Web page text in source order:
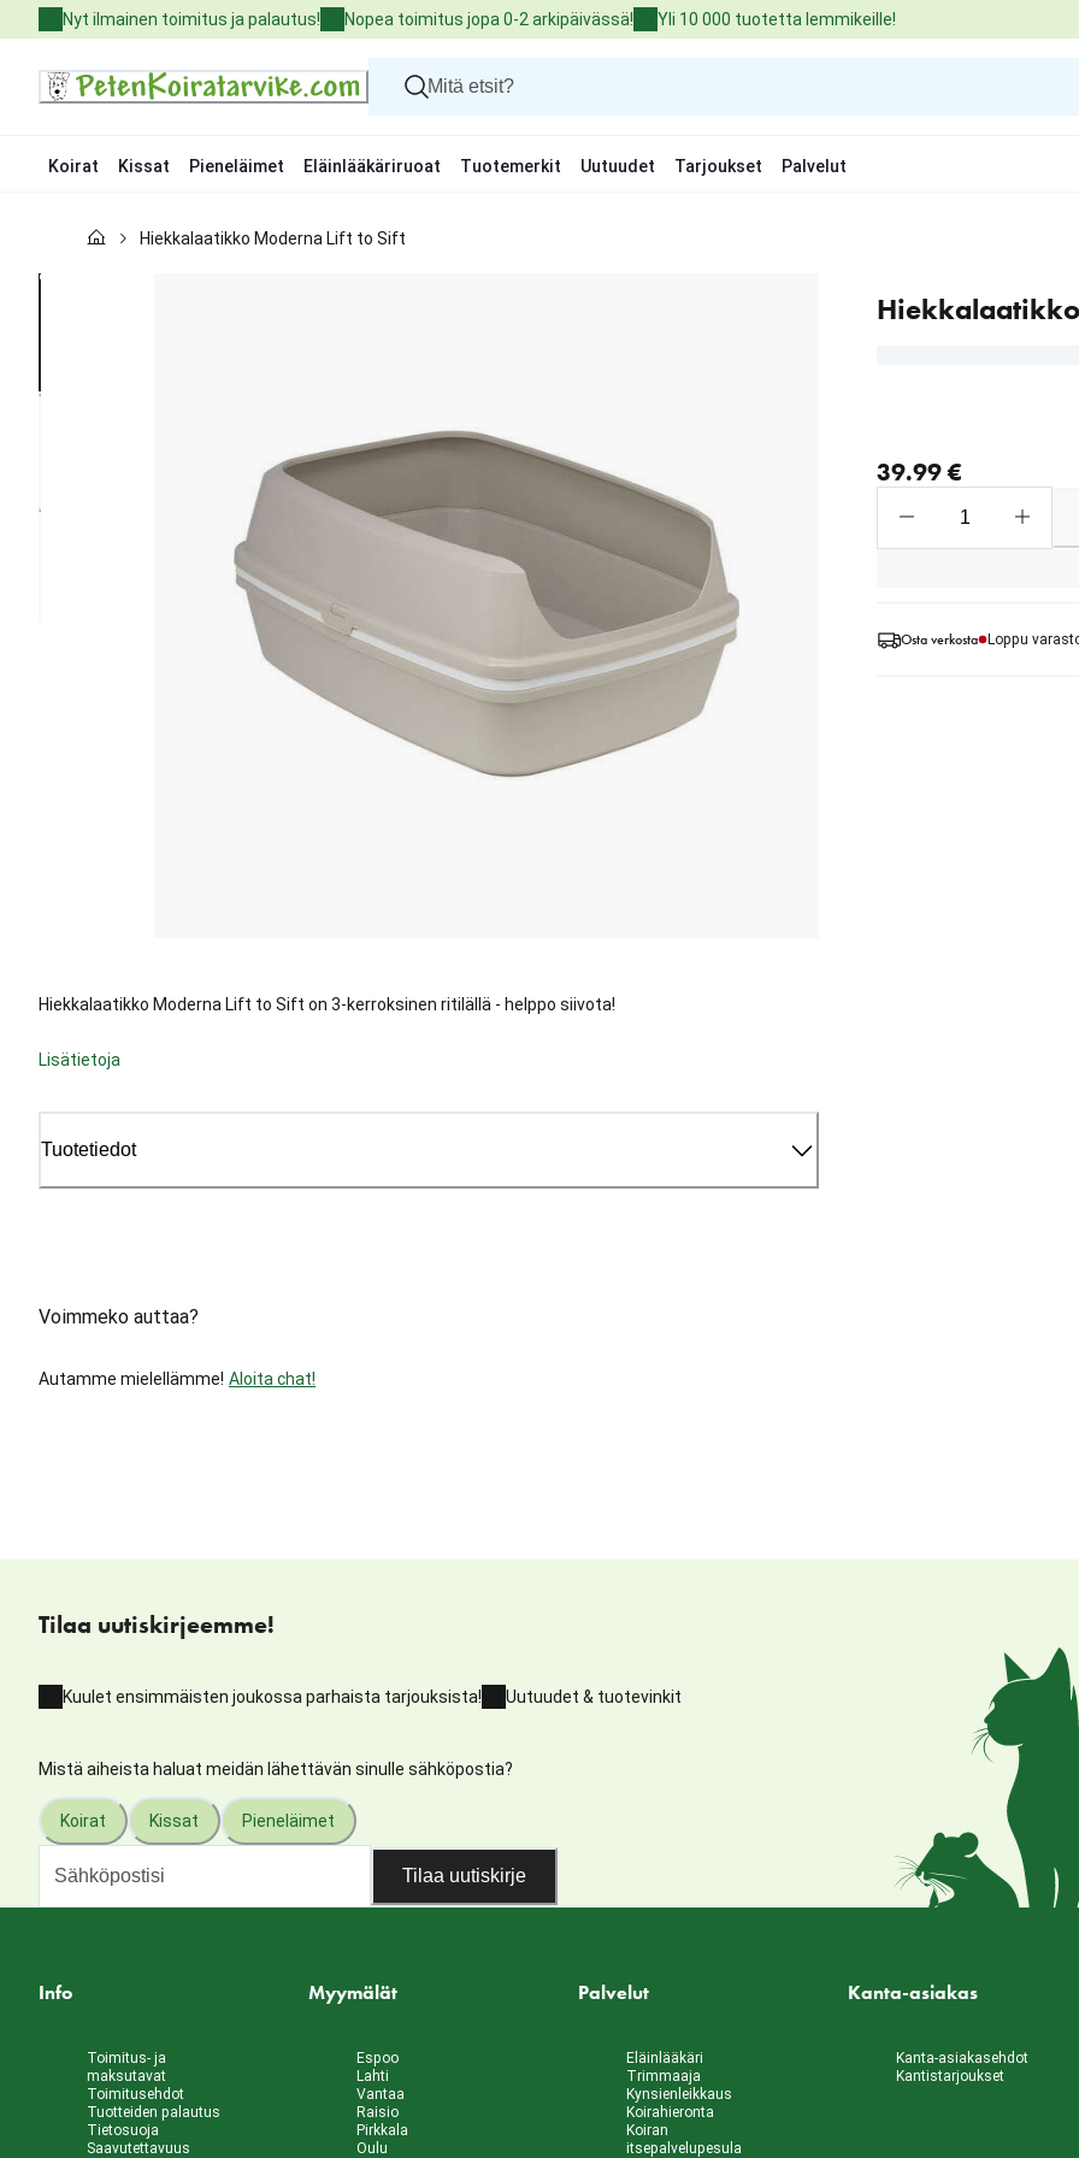
to
Nyt ilmainen toimitus ja palautus! Nopea toimitus jopa 0-2 arkipäivässä! Yli 10 000 tuotetta lemmikeille!
Koirat Kissat Pieneläimet Eläinlääkäriruoat Tuotemerkit Uutuudet Tarjoukset Palvelut
Kissat
Hiekkalaatikko Moderna Lift to Sift
Hiekkalaatikko Moderna Lift to Sift on 3-kerroksinen ritilällä - helppo siivota!
Lisätietoja
Tuotetiedot
Voimmeko auttaa?
Autamme mielellämme! Aloita chat!
39.99 €
Osta verkosta Loppu
Tilaa uutiskirjeemme!
Kuulet ensimmäisten joukossa parhaista tarjouksista! Uutuudet & tuotevinkit
Mistä aiheista haluat meidän lähettävän sinulle sähköpostia?
Koirat Kissat Pieneläimet
Tilaa uutiskirje
Info
Toimitus- ja
maksutavat
Toimitusehdot
Tuotteiden palautus
Tietosuoja
Saavutettavuus
Myymälät
Espoo
Lahti
Vantaa
Raisio
Pirkkala
Oulu
Palvelut
Eläinlääkäri
Trimmaaja
Kynsienleikkaus
Koirahieronta
Koiran
itsepalvelupesula
Kanta-asiakas
Kanta-asiakasehdot
Kantistarjoukset